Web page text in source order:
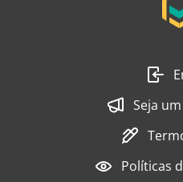
Seja
Políticas